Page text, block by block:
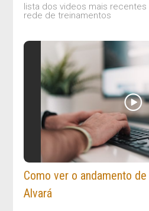
lista dos videos mais
rede de treinamentos
Como ver o andamento
Alvará